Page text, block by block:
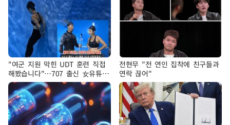
"여군 지원 막힌 UDT 훈련 직접
해봤습니다"…707 출신 女유튜버
'완벽 소화'
전현무 "전 연인 집착에 친구들과
연락 끊어"